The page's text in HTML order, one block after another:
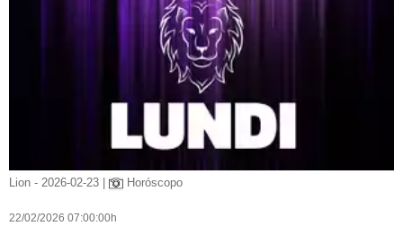
Lion - 2026-02-23 | Horóscopo
22/02/2026 07:00:00h